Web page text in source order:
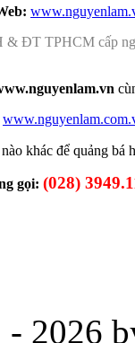
& ĐT TPHCM cấp
khác để quảng bá
gọi: (028)
2026